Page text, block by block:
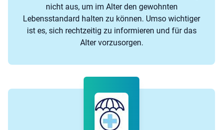
nicht aus, um im Alter den gewohnten
Lebensstandard halten zu können. Umso wichtiger
ist es, sich rechtzeitig zu informieren und für das
Alter vorzusorgen.